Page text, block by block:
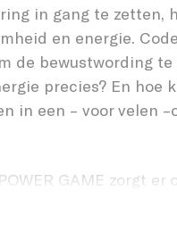
in gang te zetten,
en energie.
de bewustwording
precies? En hoe
in een – voor velen
GAME zorgt er
er zijn, hoe